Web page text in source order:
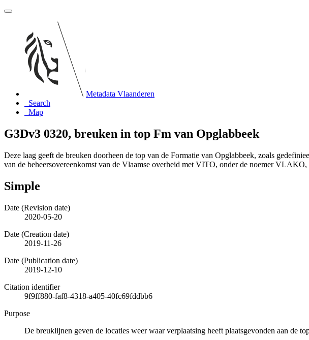
Metadata Vlaanderen
Search
Map
G3Dv3 0320, breuken in top Fm van Opglabbeek
Deze laag geeft de breuken doorheen de top van de Formatie van Opglabbeek, zoals
van de beheersovereenkomst van de Vlaamse overheid met VITO, onder de noemer
Simple
Date (Revision date)
2020-05-20
Date (Creation date)
2019-11-26
Date (Publication date)
2019-12-10
Citation identifier
9f9ff880-faf8-4318-a405-40fc69fddbb6
Purpose
De breuklijnen geven de locaties weer waar verplaatsing heeft plaatsgevonden aan de